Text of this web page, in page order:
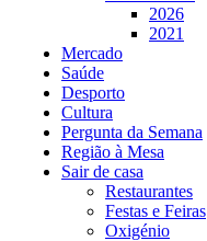
2026
2021
Mercado
Saúde
Desporto
Cultura
Pergunta da Semana
Região à Mesa
Sair de casa
Restaurantes
Festas e Feiras
Oxigénio